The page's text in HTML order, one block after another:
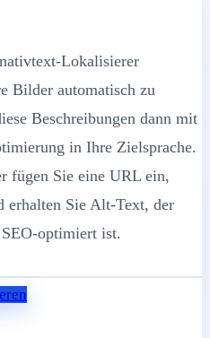
Lokalisierer
Bilder automatisch zu
Beschreibungen dann mit
in Ihre Zielsprache.
fügen Sie eine URL ein,
erhalten Sie Alt-Text, der
optimiert ist.